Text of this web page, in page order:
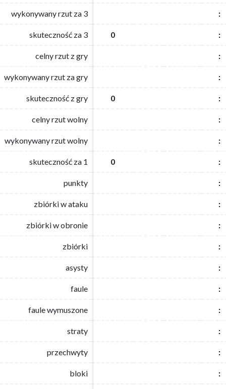
wykonywany rzut za 3 :
skuteczność za 3 0 :
celny rzut z gry :
wykonywany rzut za gry :
skuteczność z gry 0 :
celny rzut wolny :
wykonywany rzut wolny :
skuteczność za 1 0 :
punkty :
zbiórki w ataku :
zbiórki w obronie :
zbiórki :
asysty :
faule :
faule wymuszone :
straty :
przechwyty :
bloki :
wykonywany rzut za 3 :
skuteczność za 3 0 :
celny rzut z gry :
wykonywany rzut za gry :
skuteczność z gry 0 :
celny rzut wolny :
wykonywany rzut wolny :
skuteczność za 1 0 :
punkty :
zbiórki w ataku :
zbiórki w obronie :
zbiórki :
asysty :
faule :
faule wymuszone :
straty :
przechwyty :
bloki :